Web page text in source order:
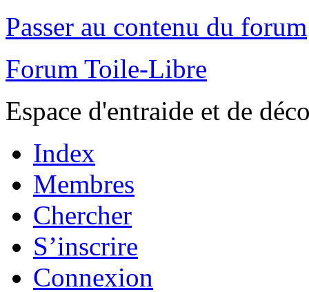
Passer au contenu du forum
Forum Toile-Libre
Espace d'entraide et de
Index
Membres
Chercher
S’inscrire
Connexion